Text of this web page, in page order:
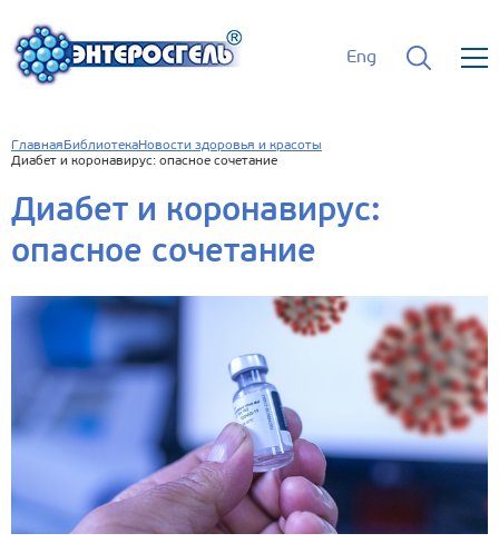
Eng
Главная БиблиотекаНовости здоровья и красоты
Диабет и коронавирус: опасное сочетание
Диабет и коронавирус:
опасное сочетание